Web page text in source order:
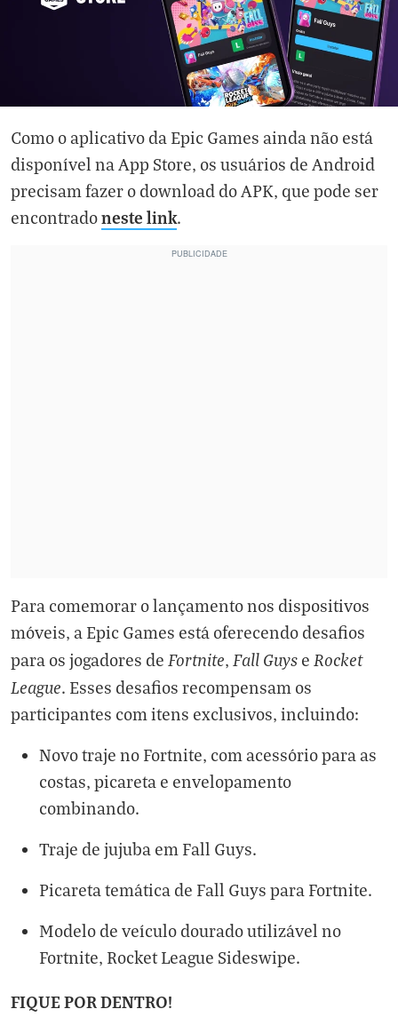
Como o aplicativo da Epic Games ainda não está
disponível na App Store, os usuários de Android
precisam fazer o download do APK, que pode ser
encontradoneste link.
Para comemorar o lançamento nos dispositivos
móveis, a Epic Games está oferecendo desafios
para os jogadores de Fortnite, Fall Guys e Rocket
League. Esses desafios recompensam os
participantes com itens exclusivos, incluindo:
Novo traje no Fortnite, com acessório para as
costas, picareta e envelopamento
combinando.
Traje de jujuba em Fall Guys.
Picareta temática de Fall Guys para Fortnite.
Modelo de veículo dourado utilizável no
Fortnite, Rocket League Sideswipe.
FIQUE POR DENTRO!